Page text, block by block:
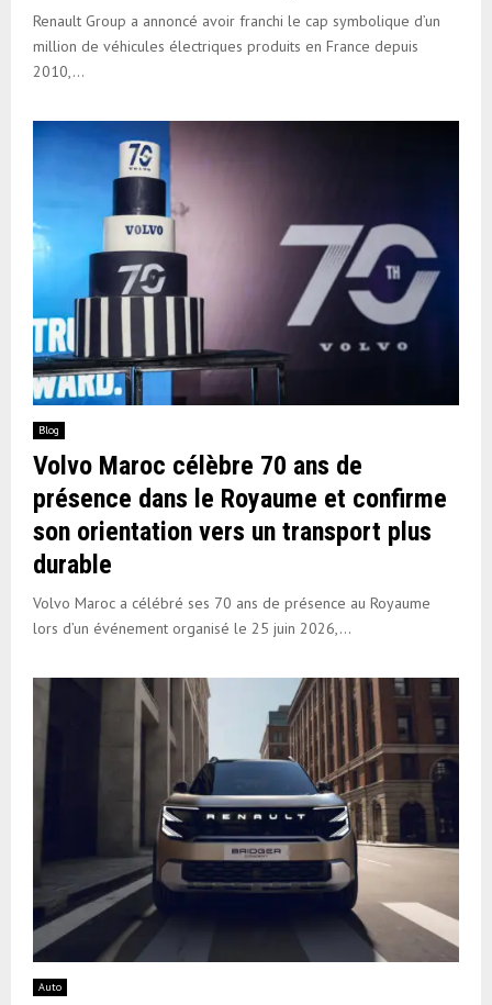
Renault Group a annoncé avoir franchi le cap symbolique d’un
million de véhicules électriques produits en France depuis
2010,...
Blog
Volvo Maroc célèbre 70 ans de
présence dans le Royaume et confirme
son orientation vers un transport plus
durable
Volvo Maroc a célébré ses 70 ans de présence au Royaume
lors d’un événement organisé le 25 juin 2026,...
Auto